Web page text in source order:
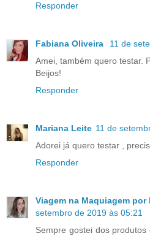
Responder
Fabiana Oliveira
11 de
Amei, também quero testar.
Beijos!
Responder
Mariana Leite 11 de
Adorei já quero testar ,
Responder
Viagem na Maquiagem por
setembro de 2019 às 05:21
Sempre gostei dos